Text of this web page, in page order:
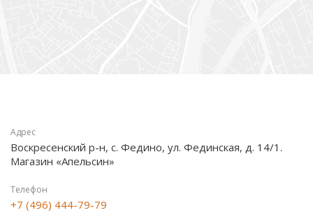
Адрес
Воскресенский р-н, с. Федино, ул. Фединская, д. 14/1.
Магазин «Апельсин»
Телефон
+7 (496) 444-79-79